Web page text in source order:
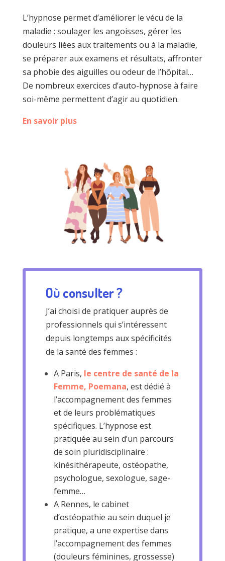
L’hypnose permet d’améliorer le vécu de la
maladie : soulager les angoisses, gérer les
douleurs liées aux traitements ou à la maladie,
se préparer aux examens et résultats, affronter
sa phobie des aiguilles ou odeur de l’hôpital…
De nombreux exercices d’auto-hypnose à faire
soi-même permettent d’agir au quotidien.
En savoir plus
Où consulter ?
J’ai choisi de pratiquer auprès de
professionnels qui s’intéressent
depuis longtemps aux spécificités
de la santé des femmes :
A Paris, le centre de santé de la
Femme, Poemana, est dédié à
l’accompagnement des femmes
et de leurs problématiques
spécifiques. L’hypnose est
pratiquée au sein d’un parcours
de soin pluridisciplinaire :
kinésithérapeute, ostéopathe,
psychologue, sexologue, sage-
femme…
A Rennes, le cabinet
d’ostéopathie au sein duquel je
pratique, a une expertise dans
l’accompagnement des femmes
(douleurs féminines, grossesse)